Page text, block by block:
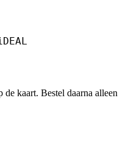
de kaart. Bestel daarna alleen